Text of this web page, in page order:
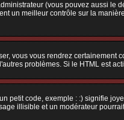
(vous pouvez aussi le
un meilleur contrôle sur la
vous vous rendrez
problèmes. Si le HTML est
code, exemple : :) signifie
illisible et un modérateur